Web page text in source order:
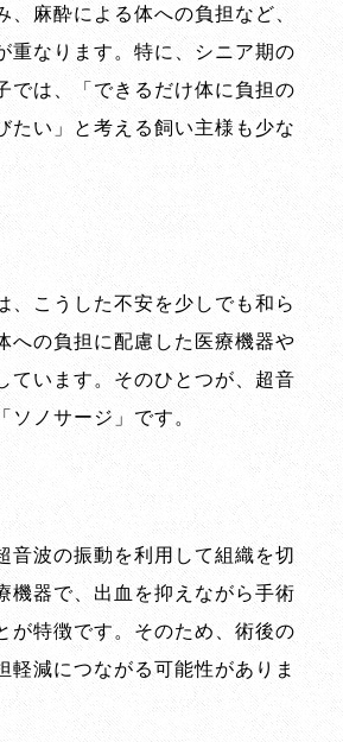
、麻酔による体への負担など、
重なります。特に、シニア期の
では、「できるだけ体に負担の
たい」と考える飼い主様も少な
、こうした不安を少しでも和ら
への負担に配慮した医療機器や
ています。そのひとつが、超音
ノサージ」です。
音波の振動を利用して組織を切
機器で、出血を抑えながら手術
が特徴です。そのため、術後の
軽減につながる可能性がありま